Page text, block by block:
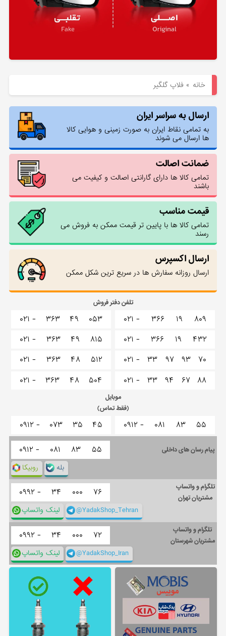
خانه »فلاپ گلگیر
ارسال به سراسر ایران
به تمامی نقاط ایران به صورت زمینی و هوایی کالا
ها ارسال می شوند
ضمانت اصالت
تمامی کالا ها دارای گارانتی اصالت و کیفیت می
باشند
قیمت مناسب
تمامی کالا ها با پایین تر قیمت ممکن به فروش می
رسند
ارسال اکسپرس
ارسال روزانه سفارش ها در سریع ترین شکل ممکن
تلفن دفتر فروش
۰۲۱ - ۳۶۶ ۱۹
۸۰۹
۰۲۱ -
۳۶۶ ۱۹
۴۳۲
۰۲۱ -
۳۳ ۹۷ ۹۳
۷۰
۰۲۱ -
۳۳ ۹۴ ۶۷ ۸۸
۰۲۱ - ۳۶۳ ۴۹
۰۵۳
۰۲۱ -
۳۶۳ ۴۹
۸۱۵
۰۲۱ -
۳۶۳ ۴۸
۵۱۲
۰۲۱ -
۳۶۳ ۴۸ ۵۰۴
موبایل
(فقط تماس)
۰۹۱۲ - ۰۸۱ ۸۳ ۵۵ ۰۹۱۲ - ۰۷۳ ۳۵ ۴۵
پیام رسان های داخلی ۰۹۱۲ - ۰۸۱ ۸۳ ۵۵
روبیکا بله
تلگرام و واتساپ
مشتریان تهران
۰۹۹۲ - ۳۴ ۰۰۰ ۷۶
لینک واتساپ @YadakShop_Tehran
تلگرام و واتساپ
مشتریان شهرستان
۰۹۹۲ - ۳۴ ۰۰۰ ۷۲
لینک واتساپ @YadakShop_Iran